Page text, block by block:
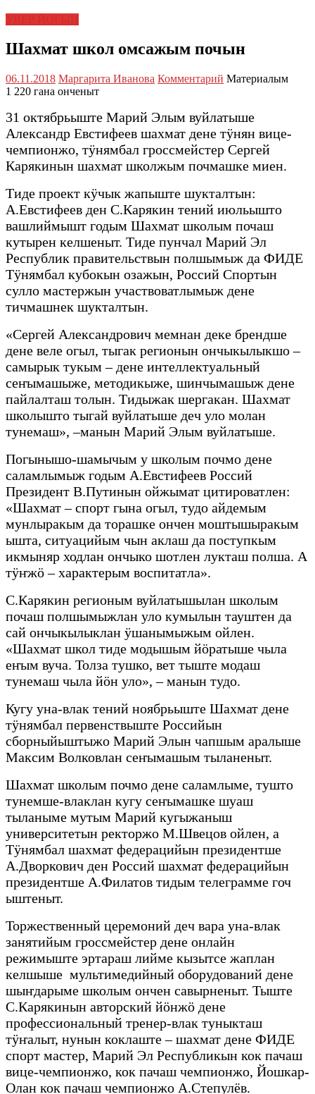
Шахмат школ омсажым почын
06.11.2018 Маргарита Иванова Комментарий Материалым
1 220 гана онченыт
31 октябрьыште Марий Элым вуйлатыше
Александр Евстифеев шахмат дене тӱнян вице-
чемпионжо, тӱнямбал гроссмейстер Сергей
Карякинын шахмат школжым почмашке миен.
Тиде проект кӱчык жапыште шукталтын:
А.Евстифеев ден С.Карякин тений июльышто
вашлиймышт годым Шахмат школым почаш
кутырен келшеныт. Тиде пунчал Марий Эл
Республик правительствын полшымыж да ФИДЕ
Тӱнямбал кубокын озажын, Россий Спортын
сулло мастержын участвоватлымыж дене
тичмашнек шукталтын.
«Сергей Александрович мемнан деке брендше
дене веле огыл, тыгак регионын ончыкылыкшо –
самырык тукым – дене интеллектуальный
сеҥымашыже, методикыже, шинчымашыж дене
пайлалташ толын. Тидыжак шергакан. Шахмат
школышто тыгай вуйлатыше деч уло молан
тунемаш», –манын Марий Элым вуйлатыше.
Погынышо-шамычым у школым почмо дене
саламлымыж годым А.Евстифеев Россий
Президент В.Путинын ойжымат цитироватлен:
«Шахмат – спорт гына огыл, тудо айдемым
мунлыракым да торашке ончен моштышыракым
ышта, ситуацийым чын аклаш да поступкым
икмыняр ходлан ончыко шотлен лукташ полша. А
тӱҥжӧ – характерым воспитатла».
С.Карякин регионым вуйлатышылан школым
почаш полшымыжлан уло кумылын тауштен да
сай ончыкылыклан ӱшанымыжым ойлен.
«Шахмат школ тиде модышым йӧратыше чыла
еҥым вуча. Толза тушко, вет тыште модаш
тунемаш чыла йӧн уло», – манын тудо.
Кугу уна-влак тений ноябрьыште Шахмат дене
тӱнямбал первенствыште Российын
сборныйыштыжо Марий Элын чапшым аралыше
Максим Волковлан сеҥымашым тыланеныт.
Шахмат школым почмо дене саламлыме, тушто
тунемше-влаклан кугу сеҥымашке шуаш
тыланыме мутым Марий кугыжаныш
университетын ректоржо М.Швецов ойлен, а
Тӱнямбал шахмат федерацийын президентше
А.Дворкович ден Россий шахмат федерацийын
президентше А.Филатов тидым телеграмме гоч
ыштеныт.
Торжественный церемоний деч вара уна-влак
занятийым гроссмейстер дене онлайн
режимыште эртараш лийме кызытсе жаплан
келшыше мультимедийный оборудований дене
шыҥдарыме школым ончен савырненыт. Тыште
С.Карякинын авторский йӧнжӧ дене
профессиональный тренер-влак туныкташ
тӱҥалыт, нунын коклаште – шахмат дене ФИДЕ
спорт мастер, Марий Эл Республикын кок пачаш
вице-чемпионжо, кок пачаш чемпионжо, Йошкар-
Олан кок пачаш чемпионжо А.Степулёв.